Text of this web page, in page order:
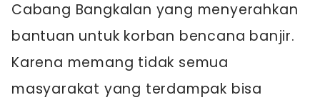
Cabang Bangkalan yang menyerahkan
bantuan untuk korban bencana banjir.
Karena memang tidak semua
masyarakat yang terdampak bisa